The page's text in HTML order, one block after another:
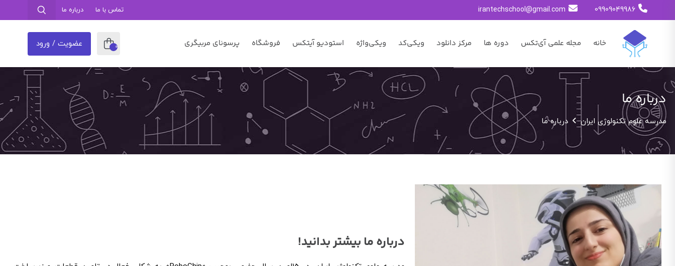
09909049986
irantechschool@gmail.com تماس با ما درباره ما
خانه مجله علمی آی‌تکس دوره ها مرکز دانلود ویکی‌کد ویکی‌واژه استودیو آیتکس فروشگاه پرسونای مربیگری 0 عضویت / ورود
درباره ما
مدرسه علوم تکنولوژی ایران درباره ما
درباره ما بیشتر بدانید!